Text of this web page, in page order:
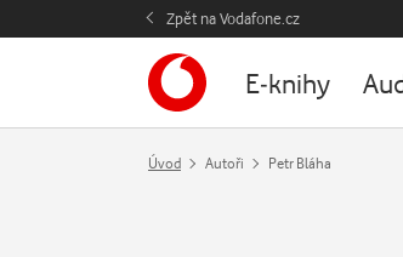
Zpět na Vodafone.cz
E-knihy
Úvod Autoři Petr Bláha